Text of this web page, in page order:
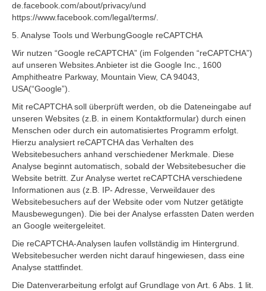
de.facebook.com/about/privacy/und
https://www.facebook.com/legal/terms/.
5. Analyse Tools und WerbungGoogle reCAPTCHA
Wir nutzen “Google reCAPTCHA” (im Folgenden “reCAPTCHA”)
auf unseren Websites.Anbieter ist die Google Inc., 1600
Amphitheatre Parkway, Mountain View, CA 94043,
USA(“Google”).
Mit reCAPTCHA soll überprüft werden, ob die Dateneingabe auf
unseren Websites (z.B. in einem Kontaktformular) durch einen
Menschen oder durch ein automatisiertes Programm erfolgt.
Hierzu analysiert reCAPTCHA das Verhalten des
Websitebesuchers anhand verschiedener Merkmale. Diese
Analyse beginnt automatisch, sobald der Websitebesucher die
Website betritt. Zur Analyse wertet reCAPTCHA verschiedene
Informationen aus (z.B. IP- Adresse, Verweildauer des
Websitebesuchers auf der Website oder vom Nutzer getätigte
Mausbewegungen). Die bei der Analyse erfassten Daten werden
an Google weitergeleitet.
Die reCAPTCHA-Analysen laufen vollständig im Hintergrund.
Websitebesucher werden nicht darauf hingewiesen, dass eine
Analyse stattfindet.
Die Datenverarbeitung erfolgt auf Grundlage von Art. 6 Abs. 1 lit.